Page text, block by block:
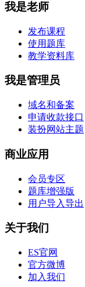
我是老师
发布课程
使用题库
教学资料库
我是管理员
域名和备案
申请收款接口
装扮网站主题
商业应用
会员专区
题库增强版
用户导入导出
关于我们
ES官网
官方微博
加入我们